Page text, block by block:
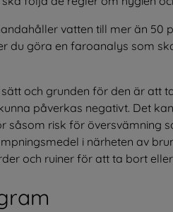
vatten till mer än 50
du göra en faroanalys som
öppnas i nytt fönster.
och grunden för den är att
påverkas negativt. Det
såsom risk för översvämning
i närheten av
och ruiner för att ta bort